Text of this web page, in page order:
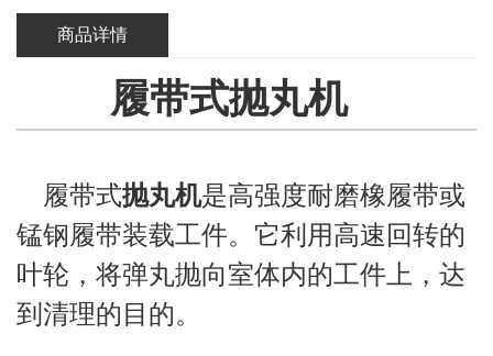
商品详情
履带式抛丸机
履带式抛丸机是高强度耐磨橡履带或
锰钢履带装载工件。它利用高速回转的
叶轮，将弹丸抛向室体内的工件上，达
到清理的目的。